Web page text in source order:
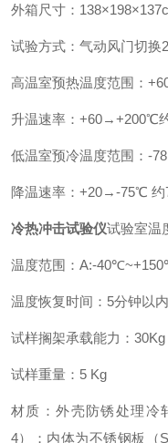
外箱尺寸：
试验方式：气动风门切换
高温室预热温度范围：
升温速率：+60→+200℃
低温室预冷温度范围：-
降温速率：+20→-75℃ 约
冷热冲击试验仪试验室温
温度范围：A:-
温度恢复时间：5分钟以内
试样搁架承载能力：30Kg
试样重量：5 Kg
材质：外壳防锈处理冷
4）；内体为不锈钢板（